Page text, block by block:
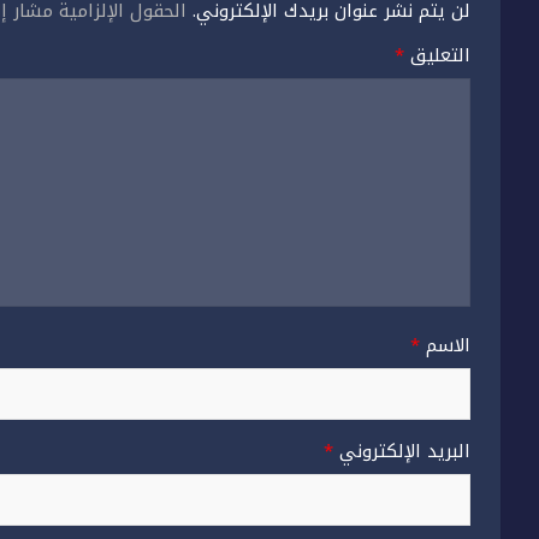
لن يتم نشر عنوان بريدك الإلكتروني. الحقول الإلزامية مشار
التعليق*
الاسم*
البريد الإلكتروني*